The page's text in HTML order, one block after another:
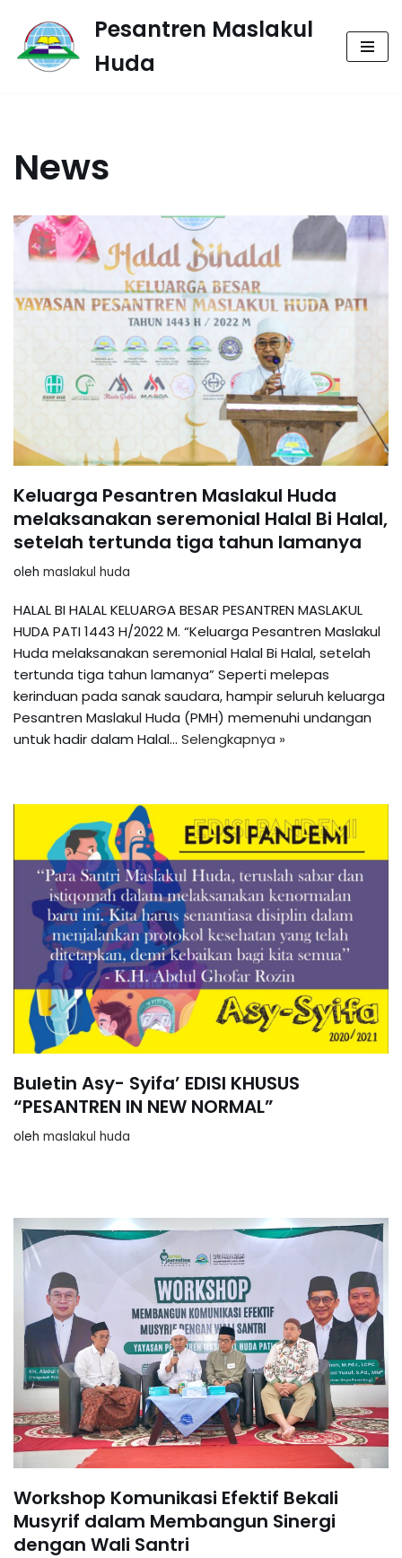
Lompat
Pesantren Maslakul
Huda
News
Keluarga Pesantren Maslakul Huda
melaksanakan seremonial Halal Bi Halal,
setelah tertunda tiga tahun lamanya
oleh maslakul huda
HALAL BI HALAL KELUARGA BESAR PESANTREN MASLAKUL
HUDA PATI 1443 H/2022 M. “Keluarga Pesantren Maslakul
Huda melaksanakan seremonial Halal Bi Halal, setelah
tertunda tiga tahun lamanya” Seperti melepas
kerinduan pada sanak saudara, hampir seluruh keluarga
Pesantren Maslakul Huda (PMH) memenuhi undangan
untuk hadir dalam Halal… Selengkapnya »
Buletin Asy- Syifa’ EDISI KHUSUS
“PESANTREN IN NEW NORMAL”
oleh maslakul huda
Workshop Komunikasi Efektif Bekali
Musyrif dalam Membangun Sinergi
dengan Wali Santri